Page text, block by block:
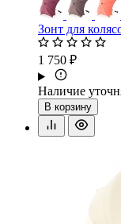
Зонт для
1 750 ₽
Наличие
В корзину